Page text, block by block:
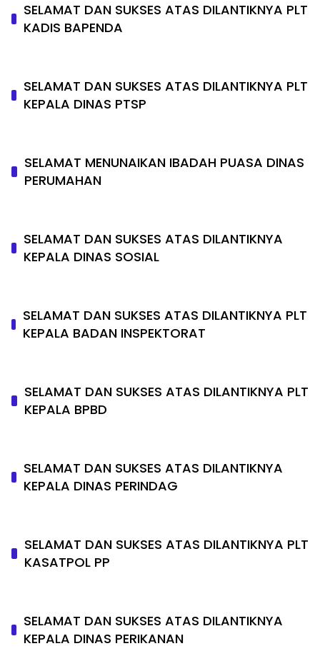
SELAMAT DAN SUKSES ATAS DILANTIKNYA PLT
KADIS BAPENDA
SELAMAT DAN SUKSES ATAS DILANTIKNYA PLT
KEPALA DINAS PTSP
SELAMAT MENUNAIKAN IBADAH PUASA DINAS
PERUMAHAN
SELAMAT DAN SUKSES ATAS DILANTIKNYA
KEPALA DINAS SOSIAL
SELAMAT DAN SUKSES ATAS DILANTIKNYA PLT
KEPALA BADAN INSPEKTORAT
SELAMAT DAN SUKSES ATAS DILANTIKNYA PLT
KEPALA BPBD
SELAMAT DAN SUKSES ATAS DILANTIKNYA
KEPALA DINAS PERINDAG
SELAMAT DAN SUKSES ATAS DILANTIKNYA PLT
KASATPOL PP
SELAMAT DAN SUKSES ATAS DILANTIKNYA
KEPALA DINAS PERIKANAN